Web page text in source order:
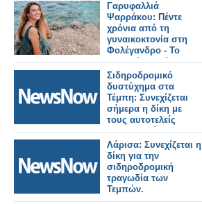
Γαρυφαλλιά
Ψαρράκου: Πέντε
χρόνια από τη
γυναικοκτονία στη
Φολέγανδρο - Το
χρονικό, η ισόβια
καταδίκη και η
συζήτηση που
συνεχίζεται
Σιδηροδρομικό
δυστύχημα στα
Τέμπη: Συνεχίζεται
σήμερα η δίκη με
τους αυτοτελείς
ισχυρισμούς των
κατηγορουμένων.
Λάρισα: Συνεχίζεται η
δίκη για την
σιδηροδρομική
τραγωδία των
Τεμπών.